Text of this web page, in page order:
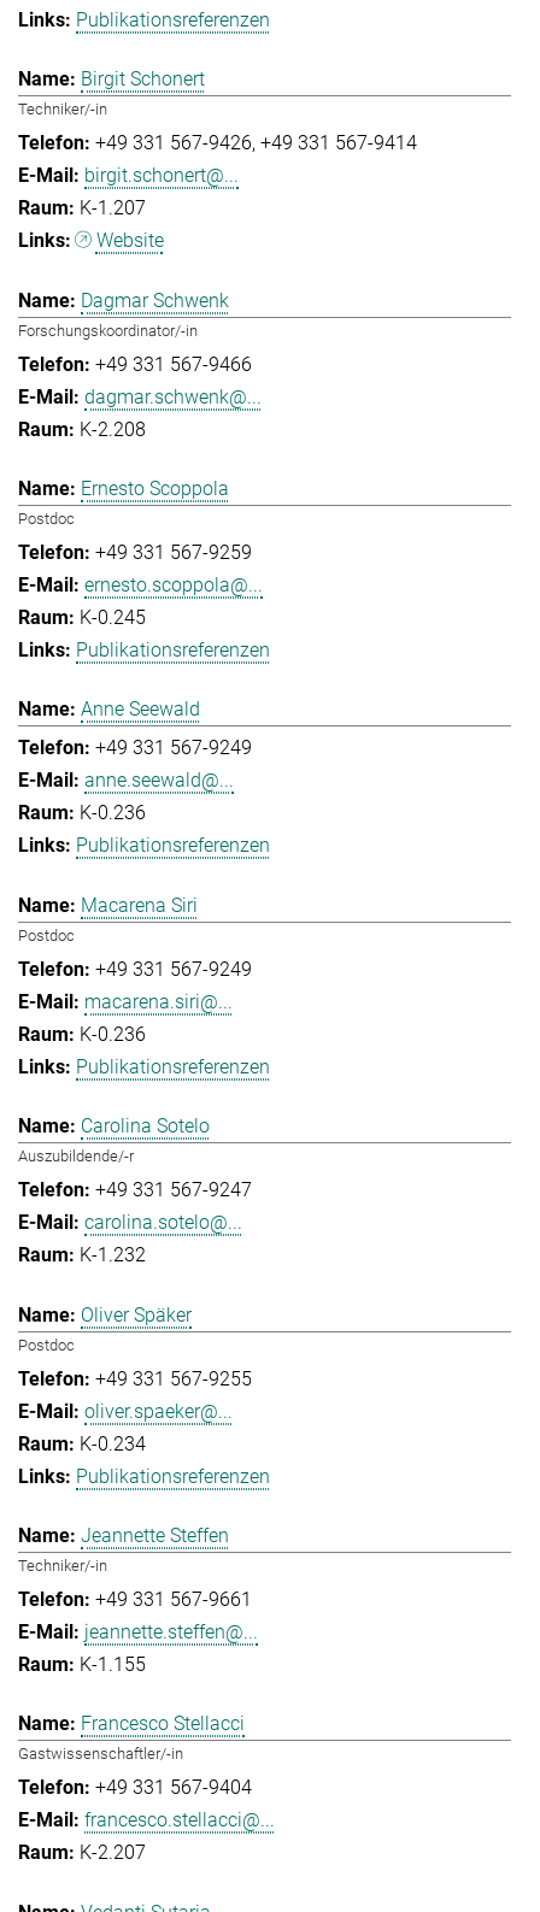
Publikationsreferenzen
Birgit Schonert
Techniker/-in
+49 331 567-9426 +49 331 567-9414
birgit.schonert@...
K-1.207
Website
Dagmar Schwenk
Forschungskoordinator/-in
+49 331 567-9466
dagmar.schwenk@...
K-2.208
Ernesto Scoppola
Postdoc
+49 331 567-9259
ernesto.scoppola@...
K-0.245
Publikationsreferenzen
Anne Seewald
+49 331 567-9249
anne.seewald@...
K-0.236
Publikationsreferenzen
Macarena Siri
Postdoc
+49 331 567-9249
macarena.siri@...
K-0.236
Publikationsreferenzen
Carolina Sotelo
Auszubildende/-r
+49 331 567-9247
carolina.sotelo@...
K-1.232
Oliver Späker
Postdoc
+49 331 567-9255
oliver.spaeker@...
K-0.234
Publikationsreferenzen
Jeannette Steffen
Techniker/-in
+49 331 567-9661
jeannette.steffen@...
K-1.155
Francesco Stellacci
Gastwissenschaftler/-in
+49 331 567-9404
francesco.stellacci@...
K-2.207